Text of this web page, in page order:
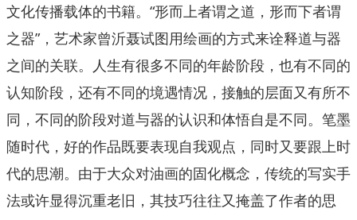
文化传播载体的书籍。“形而上者谓之道，形而下者谓
之器”，艺术家曾沂聂试图用绘画的方式来诠释道与器
之间的关联。人生有很多不同的年龄阶段，也有不同的
认知阶段，还有不同的境遇情况，接触的层面又有所不
同，不同的阶段对道与器的认识和体悟自是不同。笔墨
随时代，好的作品既要表现自我观点，同时又要跟上时
代的思潮。由于大众对油画的固化概念，传统的写实手
法或许显得沉重老旧，其技巧往往又掩盖了作者的思